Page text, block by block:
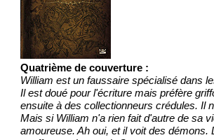
Quatrième de couverture :
William est un faussaire spécialisé dans
Il est doué pour l'écriture mais préfère
ensuite à des collectionneurs crédules. Il
Mais si William n'a rien fait d'autre de sa
amoureuse. Ah oui, et il voit des